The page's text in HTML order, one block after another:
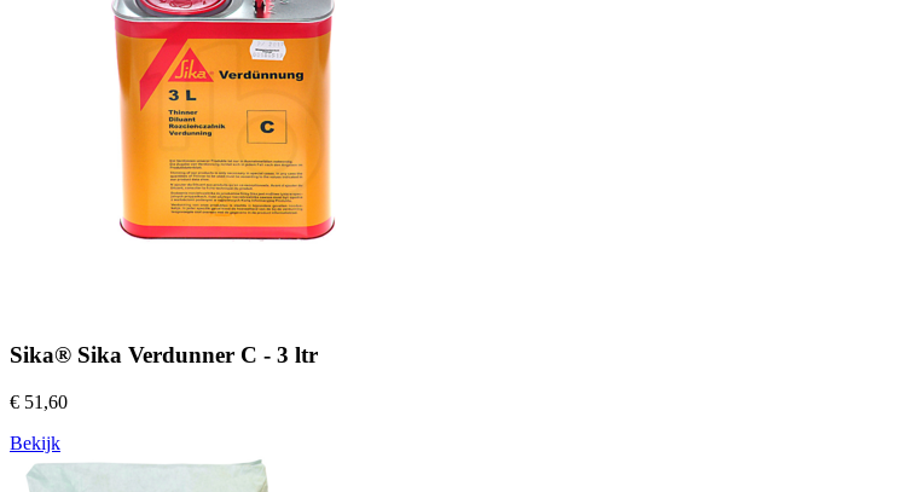
Sika® Sika Verdunner C - 3 ltr
€ 51,60
Bekijk